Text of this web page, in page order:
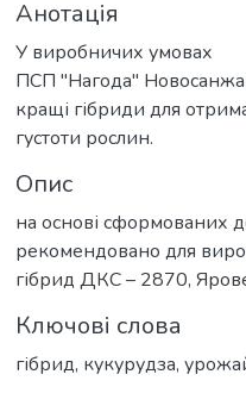
Анотація
У виробничих умовах
ПСП "Нагода"
кращі гібриди для
густоти рослин.
Опис
на основі сформованих
рекомендовано для
гібрид ДКС – 2870,
Ключові слова
гібрид, кукурудза,